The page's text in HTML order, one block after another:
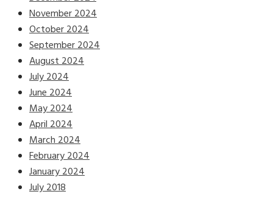
November 2024
October 2024
September 2024
August 2024
July 2024
June 2024
May 2024
April 2024
March 2024
February 2024
January 2024
July 2018